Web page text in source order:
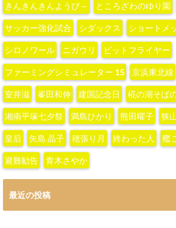
きんきんきんようび～ ところざわのゆり園
サッカー強化試合 シダックス ショートメ
シロノワール ニガウリ ビットフライヤー
ファーミングシミュレーター 15 京浜東北線
室井滋 峯田和伸 建国記念日 椛の湖そば
湘南平塚七夕祭 満島ひかり 熊田曜子 狭
皇后 矢島 晶子 穂張り月 終わった人 艦
避難勧告 青木さやか
最近の投稿